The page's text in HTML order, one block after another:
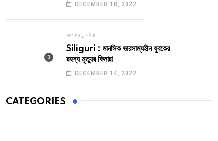
DECEMBER 18, 2022
অপরাধ ,ঘটনা
Siliguri : মানসিক ভারসাম্যহীন যুবকের
রহস্য মৃত্যুর কিনারা
DECEMBER 14, 2022
CATEGORIES